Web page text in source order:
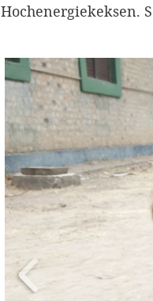
Hochenergiekeksen.